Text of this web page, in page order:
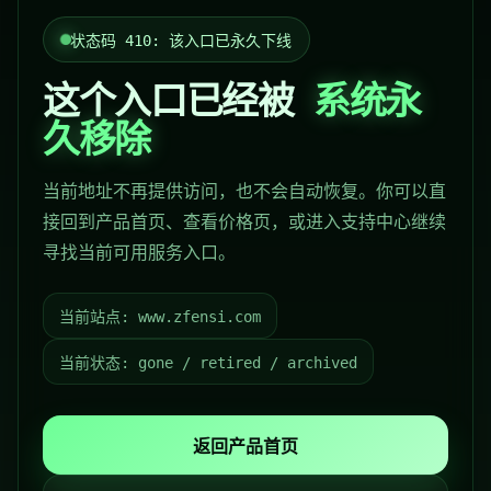
状态码 410: 该入口已永久下线
这个入口已经被 系统永
久移除
当前地址不再提供访问，也不会自动恢复。你可以直
接回到产品首页、查看价格页，或进入支持中心继续
寻找当前可用服务入口。
当前站点: www.zfensi.com
当前状态: gone / retired / archived
返回产品首页